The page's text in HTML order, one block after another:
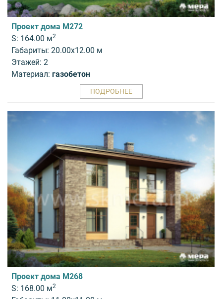
Проект дома M272
S: 164.00 м2
Габариты: 20.00x12.00 м
Этажей: 2
Материал: газобетон
ПОДРОБНЕЕ
Проект дома M268
S: 168.00 м2